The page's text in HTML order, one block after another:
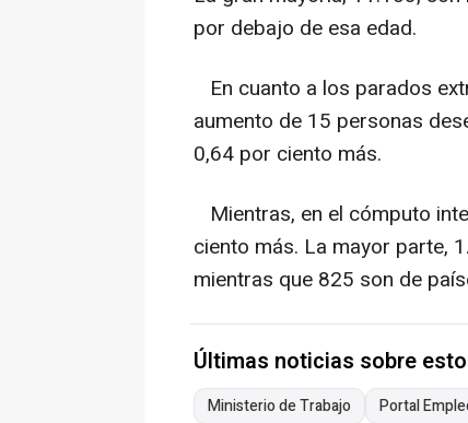
por debajo de esa edad.
En cuanto a los parados
aumento de 15 personas
0,64 por ciento más.
Mientras, en el cómputo
ciento más. La mayor parte,
mientras que 825 son de
Últimas noticias sobre
Ministerio de Trabajo Portal